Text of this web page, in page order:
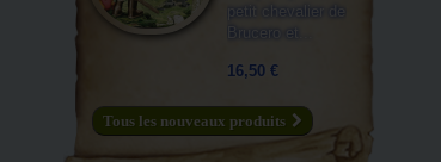
petit chevalier de
Brucero et...
16,50 €
Tous les nouveaux produits